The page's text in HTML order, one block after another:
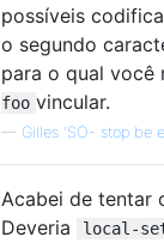
possíveis
o segundo
para o qual você
foo vincular.
— Gilles 'SO- stop be
Acabei de tentar
Deveria
local-